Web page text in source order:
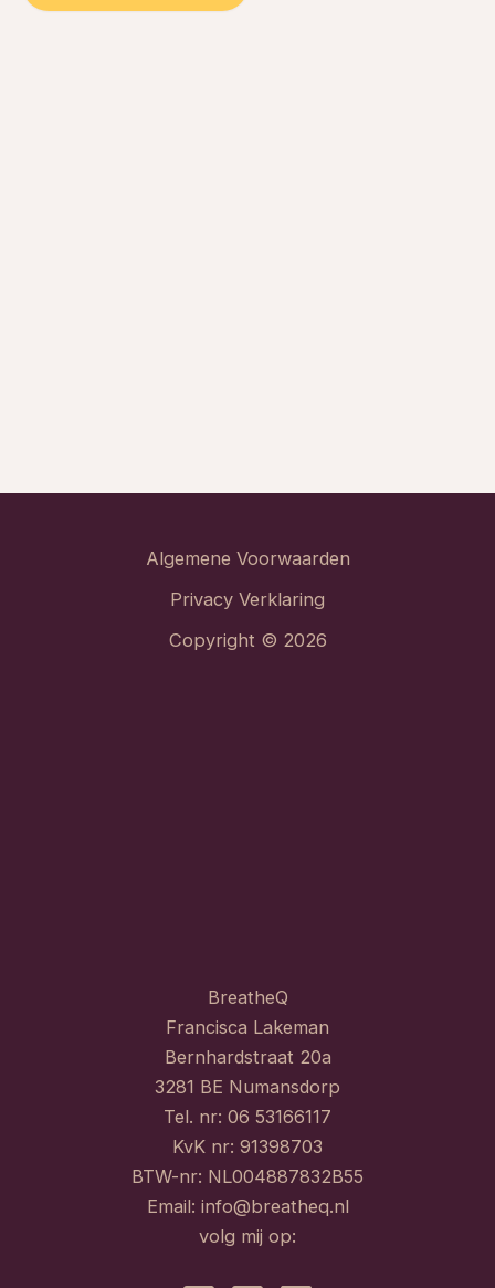
Algemene Voorwaarden
Privacy Verklaring
Copyright © 2026
BreatheQ
Francisca Lakeman
Bernhardstraat 20a
3281 BE Numansdorp
Tel. nr: 06 53166117
KvK nr: 91398703
BTW-nr: NL004887832B55
Email: info@breatheq.nl
volg mij op: